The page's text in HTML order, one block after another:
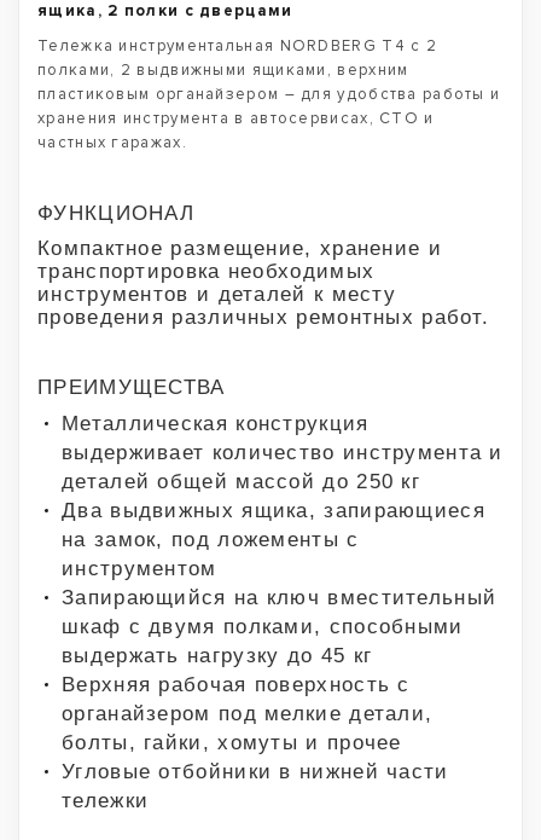
ящика, 2 полки с дверцами
Тележка инструментальная NORDBERG T4 с 2
полками, 2 выдвижными ящиками, верхним
пластиковым органайзером – для удобства работы и
хранения инструмента в автосервисах, СТО и
частных гаражах.
ФУНКЦИОНАЛ
Компактное размещение, хранение и
транспортировка необходимых
инструментов и деталей к месту
проведения различных ремонтных работ.
ПРЕИМУЩЕСТВА
Металлическая конструкция
выдерживает количество инструмента и
деталей общей массой до 250 кг
Два выдвижных ящика, запирающиеся
на замок, под ложементы с
инструментом
Запирающийся на ключ вместительный
шкаф с двумя полками, способными
выдержать нагрузку до 45 кг
Верхняя рабочая поверхность с
органайзером под мелкие детали,
болты, гайки, хомуты и прочее
Угловые отбойники в нижней части
тележки